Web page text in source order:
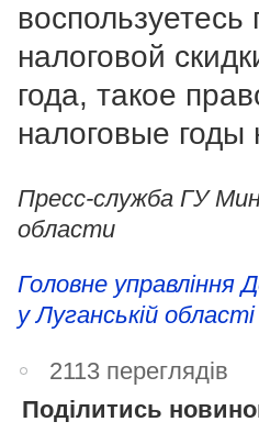
налоговой
года, такое
налоговые годы
Пресс-служба ГУ
области
Головне управління
у Луганській області
2113 переглядів
Поділитись